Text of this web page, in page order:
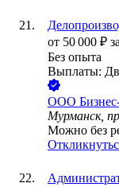
от 50 000 ₽
Без опыта
Выплаты:
ООО
Мурманск,
Можно без